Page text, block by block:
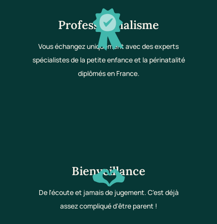
Professionnalisme
Vous échangez uniquement avec des experts
spécialistes de la petite enfance et la périnatalité
diplômés en France.
Bienveillance
De l'écoute et jamais de jugement. C'est déjà
assez compliqué d'être parent !